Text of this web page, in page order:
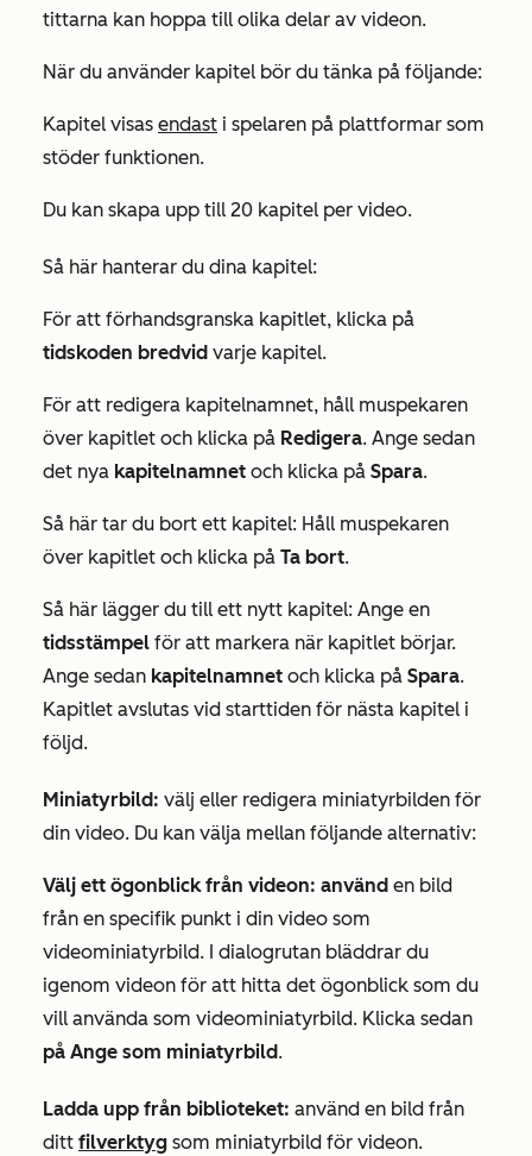
tittarna kan hoppa till olika delar av videon.
När du använder kapitel bör du tänka på följande:
Kapitel visas endast i spelaren på plattformar som
stöder funktionen.
Du kan skapa upp till 20 kapitel per video.
Så här hanterar du dina kapitel:
För att förhandsgranska kapitlet, klicka på
tidskoden bredvid varje kapitel.
För att redigera kapitelnamnet, håll muspekaren
över kapitlet och klicka på Redigera. Ange sedan
det nya kapitelnamnet och klicka på Spara.
Så här tar du bort ett kapitel: Håll muspekaren
över kapitlet och klicka på Ta bort.
Så här lägger du till ett nytt kapitel: Ange en
tidsstämpel för att markera när kapitlet börjar.
Ange sedan kapitelnamnet och klicka på Spara.
Kapitlet avslutas vid starttiden för nästa kapitel i
följd.
Miniatyrbild: välj eller redigera miniatyrbilden för
din video. Du kan välja mellan följande alternativ:
Välj ett ögonblick från videon: använd en bild
från en specifik punkt i din video som
videominiatyrbild. I dialogrutan bläddrar du
igenom videon för att hitta det ögonblick som du
vill använda som videominiatyrbild. Klicka sedan
på Ange som miniatyrbild.
Ladda upp från biblioteket: använd en bild från
ditt filverktyg som miniatyrbild för videon.